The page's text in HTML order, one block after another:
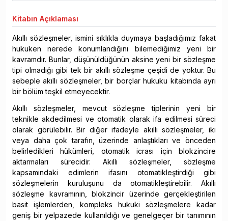
Kitabın Açıklaması
Akıllı sözleşmeler, ismini sıklıkla duymaya başladığımız fakat
hukuken nerede konumlandığını bilemediğimiz yeni bir
kavramdır. Bunlar, düşünüldüğünün aksine yeni bir sözleşme
tipi olmadığı gibi tek bir akıllı sözleşme çeşidi de yoktur. Bu
sebeple akıllı sözleşmeler, bir borçlar hukuku kitabında ayrı
bir bölüm teşkil etmeyecektir.
Akıllı sözleşmeler, mevcut sözleşme tiplerinin yeni bir
teknikle akdedilmesi ve otomatik olarak ifa edilmesi süreci
olarak görülebilir. Bir diğer ifadeyle akıllı sözleşmeler, iki
veya daha çok tarafın, üzerinde anlaştıkları ve önceden
belirledikleri hükümleri, otomatik icrası için blokzincire
aktarmaları sürecidir. Akıllı sözleşmeler, sözleşme
kapsamındaki edimlerin ifasını otomatikleştirdiği gibi
sözleşmelerin kuruluşunu da otomatikleştirebilir. Akıllı
sözleşme kavramının, blokzincir üzerinde gerçekleştirilen
basit işlemlerden, kompleks hukuki sözleşmelere kadar
geniş bir yelpazede kullanıldığı ve genelgeçer bir tanımının